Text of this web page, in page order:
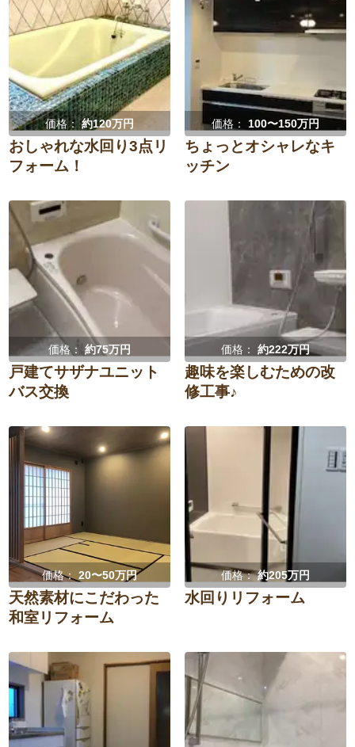
価格：約120万円
おしゃれな水回り3点リ
フォーム！
価格： 100〜150万円
ちょっとオシャレなキ
ッチン
価格：約75万円
戸建てサザナユニット
バス交換
価格： 約222万円
趣味を楽しむための改
修工事♪
価格：20〜50万円
天然素材にこだわった
和室リフォーム
価格：約205万円
水回りリフォーム